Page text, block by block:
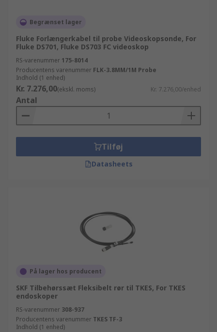
Begrænset lager
Fluke Forlængerkabel til probe Videoskopsonde, For
Fluke DS701, Fluke DS703 FC videoskop
RS-varenummer 175-8014
Producentens varenummer FLK-3.8MM/1M Probe
Indhold (1 enhed)
Kr. 7.276,00(ekskl. moms) Kr. 7.276,00/enhed
Antal
Tilføj
Datasheets
På lager hos producent
SKF Tilbehørssæt Fleksibelt rør til TKES, For TKES
endoskoper
RS-varenummer 308-937
Producentens varenummer TKES TF-3
Indhold (1 enhed)